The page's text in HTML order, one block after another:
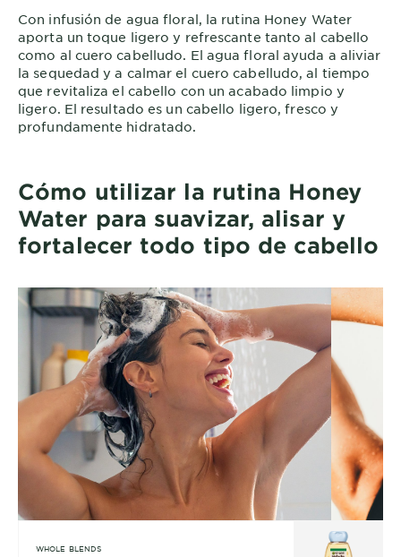
Con infusión de agua floral, la rutina Honey Water
aporta un toque ligero y refrescante tanto al cabello
como al cuero cabelludo. El agua floral ayuda a aliviar
la sequedad y a calmar el cuero cabelludo, al tiempo
que revitaliza el cabello con un acabado limpio y
ligero. El resultado es un cabello ligero, fresco y
profundamente hidratado.
Cómo utilizar la rutina Honey
Water para suavizar, alisar y
fortalecer todo tipo de cabello
WHOLE BLENDS